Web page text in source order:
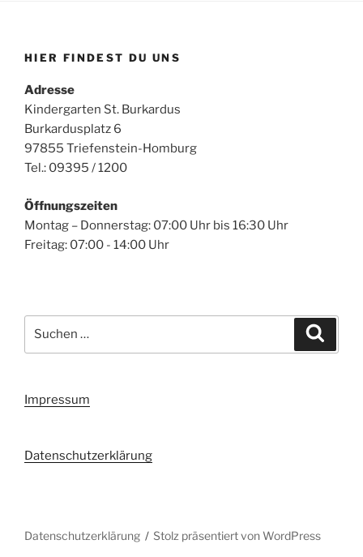
HIER FINDEST DU UNS
Adresse
Kindergarten St. Burkardus
Burkardusplatz 6
97855 Triefenstein-Homburg
Tel.: 09395 / 1200
Öffnungszeiten
Montag – Donnerstag: 07:00 Uhr bis 16:30 Uhr
Freitag: 07:00 - 14:00 Uhr
nach:
Impressum
Datenschutzerklärung
Datenschutzerklärung Stolz präsentiert von WordPress